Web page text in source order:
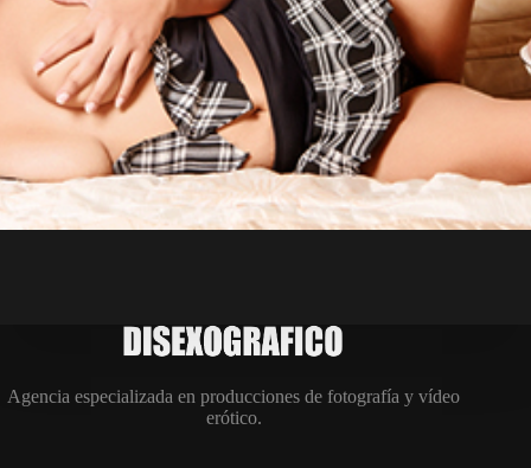
Agencia especializada en producciones de fotografía y vídeo
erótico.